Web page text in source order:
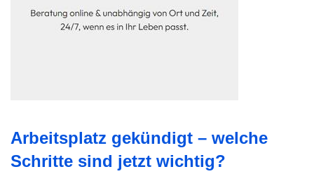
Arbeitsplatz gekündigt – welche
Schritte sind jetzt wichtig?